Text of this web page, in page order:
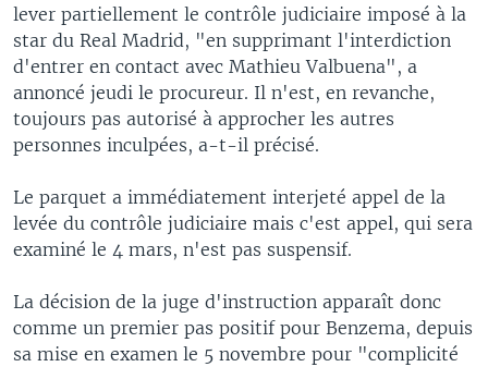
lever partiellement le contrôle judiciaire imposé à la
star du Real Madrid, "en supprimant l'interdiction
d'entrer en contact avec Mathieu Valbuena", a
annoncé jeudi le procureur. Il n'est, en revanche,
toujours pas autorisé à approcher les autres
personnes inculpées, a-t-il précisé.
Le parquet a immédiatement interjeté appel de la
levée du contrôle judiciaire mais c'est appel, qui sera
examiné le 4 mars, n'est pas suspensif.
La décision de la juge d'instruction apparaît donc
comme un premier pas positif pour Benzema, depuis
sa mise en examen le 5 novembre pour "complicité